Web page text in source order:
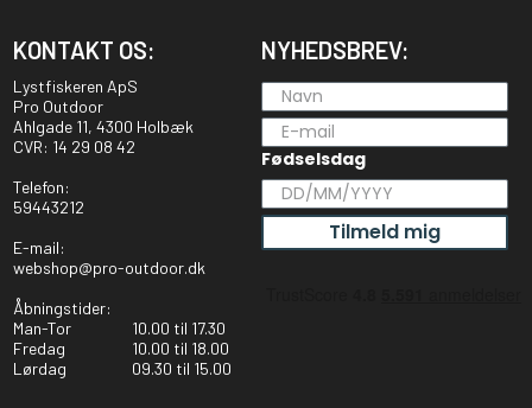
KONTAKT OS:
Lystfiskeren ApS
Pro Outdoor
Ahlgade 11, 4300 Holbæk
CVR: 14 29 08 42
Telefon:
59443212
E-mail:
webshop@pro-outdoor.dk
Åbningstider:
Man-Tor
10.00 til 17.30
Fredag
10.00 til 18.00
Lørdag
09.30 til 15.00
NYHEDSBREV:
Fødselsdag
Tilmeld mig